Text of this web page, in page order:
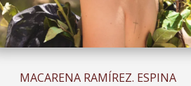
MACARENA RAMÍREZ. ESPINA